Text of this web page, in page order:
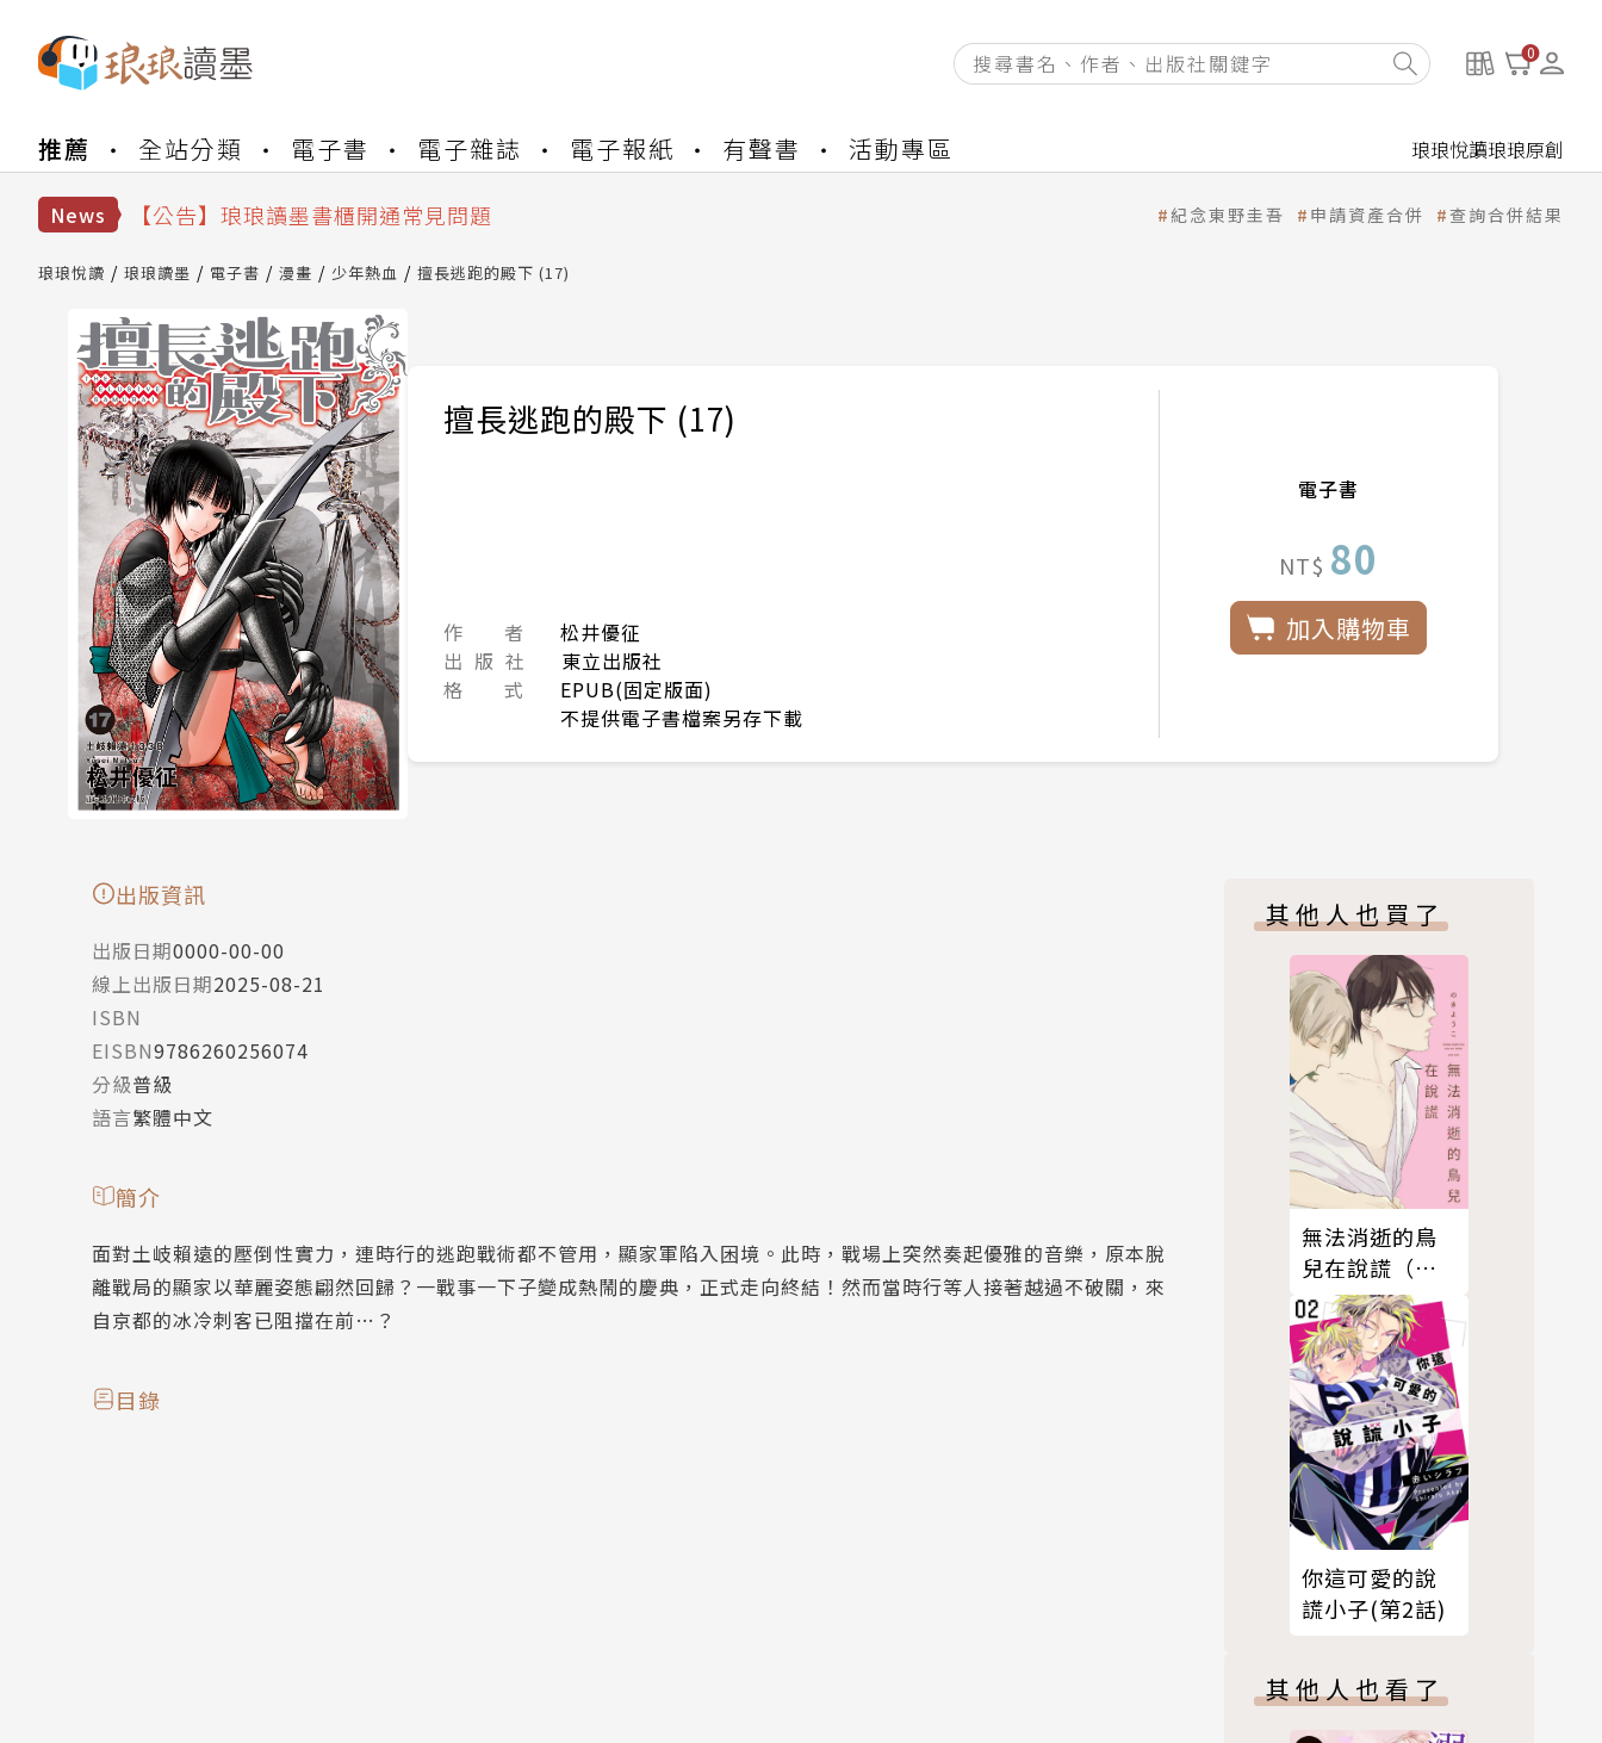
0
推薦 全站分類 電子書 電子雜誌 電子報紙 有聲書 活動專區 琅琅悅讀琅琅原創
News
【公告】琅琅讀墨數位閱讀資產合併與書櫃開通申請
【公告】琅琅讀墨 3 分鐘完成書櫃開通與資產合併申請圖文教學
【公告】琅琅讀墨數位閱讀資產合併與書櫃開通申請
紀念東野圭吾 申請資產合併 查詢合併結果
琅琅悅讀 琅琅讀墨 電子書 漫畫 少年熱血 擅長逃跑的殿下 (17)
擅長逃跑的殿下 (17)
作 者
松井優征
出 版 社
東立出版社
格 式
EPUB(固定版面)
不提供電子書檔案另存下載
電子書
NT$ 80
加入購物車
出版資訊
出版日期0000-00-00
線上出版日期2025-08-21
ISBN
EISBN9786260256074
分級普級
語言繁體中文
簡介
面對土岐賴遠的壓倒性實力，連時行的逃跑戰術都不管用，顯家軍陷入困境。此時，戰場上突然奏起優雅的音樂，原本脫
離戰局的顯家以華麗姿態翩然回歸？一戰事一下子變成熱鬧的慶典，正式走向終結！然而當時行等人接著越過不破關，來
自京都的冰冷刺客已阻擋在前…？
目錄
其他人也買了
無法消逝的鳥
兒在說謊（限
制級）
你這可愛的說
謊小子(第2話)
其他人也看了